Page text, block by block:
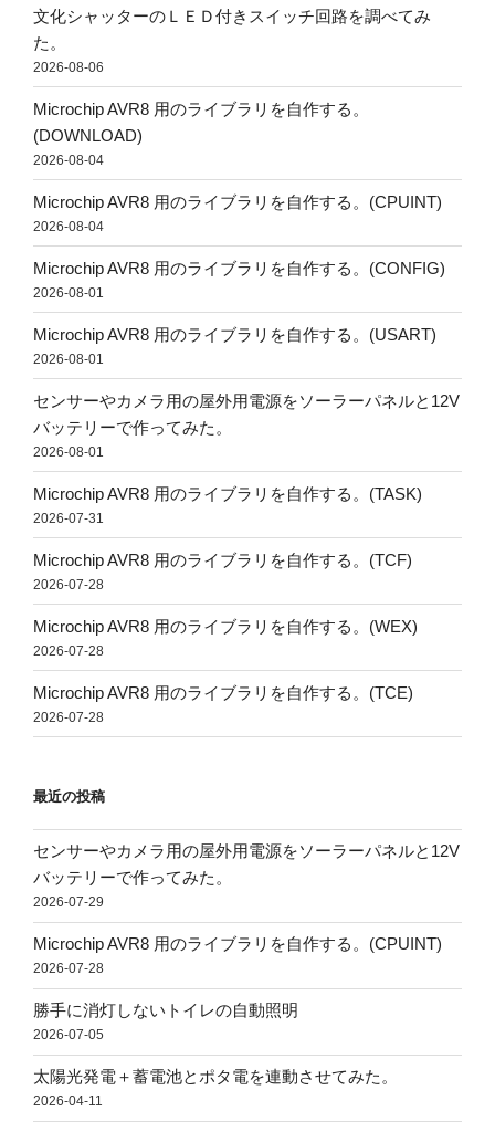
文化シャッターのＬＥＤ付きスイッチ回路を調べてみ
た。
2026-08-06
Microchip AVR8 用のライブラリを自作する。
(DOWNLOAD)
2026-08-04
Microchip AVR8 用のライブラリを自作する。(CPUINT)
2026-08-04
Microchip AVR8 用のライブラリを自作する。(CONFIG)
2026-08-01
Microchip AVR8 用のライブラリを自作する。(USART)
2026-08-01
センサーやカメラ用の屋外用電源をソーラーパネルと12V
バッテリーで作ってみた。
2026-08-01
Microchip AVR8 用のライブラリを自作する。(TASK)
2026-07-31
Microchip AVR8 用のライブラリを自作する。(TCF)
2026-07-28
Microchip AVR8 用のライブラリを自作する。(WEX)
2026-07-28
Microchip AVR8 用のライブラリを自作する。(TCE)
2026-07-28
最近の投稿
センサーやカメラ用の屋外用電源をソーラーパネルと12V
バッテリーで作ってみた。
2026-07-29
Microchip AVR8 用のライブラリを自作する。(CPUINT)
2026-07-28
勝手に消灯しないトイレの自動照明
2026-07-05
太陽光発電＋蓄電池とポタ電を連動させてみた。
2026-04-11